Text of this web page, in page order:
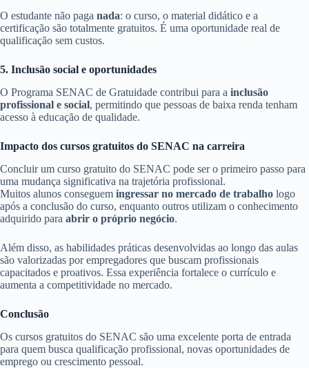
O estudante não paga nada: o curso, o material didático e a
certificação são totalmente gratuitos. É uma oportunidade real de
qualificação sem custos.
5. Inclusão social e oportunidades
O Programa SENAC de Gratuidade contribui para a inclusão
profissional e social, permitindo que pessoas de baixa renda tenham
acesso à educação de qualidade.
Impacto dos cursos gratuitos do SENAC na carreira
Concluir um curso gratuito do SENAC pode ser o primeiro passo para
uma mudança significativa na trajetória profissional.
Muitos alunos conseguem ingressar no mercado de trabalho logo
após a conclusão do curso, enquanto outros utilizam o conhecimento
adquirido para abrir o próprio negócio.
Além disso, as habilidades práticas desenvolvidas ao longo das aulas
são valorizadas por empregadores que buscam profissionais
capacitados e proativos. Essa experiência fortalece o currículo e
aumenta a competitividade no mercado.
Conclusão
Os cursos gratuitos do SENAC são uma excelente porta de entrada
para quem busca qualificação profissional, novas oportunidades de
emprego ou crescimento pessoal.